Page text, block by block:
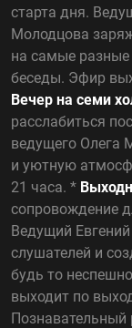
старта дня.
Молодцова
на самые
беседы. Эфир
Вечер на семи
расслабиться
ведущего Олега
и уютную
21 часа. *
сопровождение
Ведущий
слушателей и
будь то
выходит по
Познавательный